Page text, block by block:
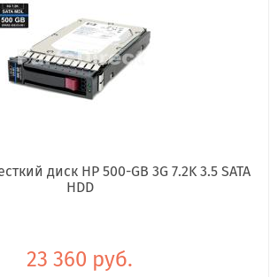
диск HP 500-GB 3G 7.2K 3.5 SATA
HDD
23 360 руб.